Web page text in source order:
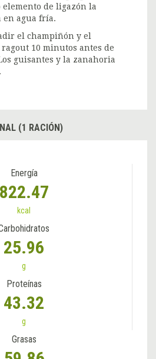
de ligazón la
agua fría.
el champiñón y el
10 minutos antes de
guisantes y la zanahoria
(1 RACIÓN)
Energía
822.47
kcal
25.96
g
Proteínas
43.32
g
Grasas